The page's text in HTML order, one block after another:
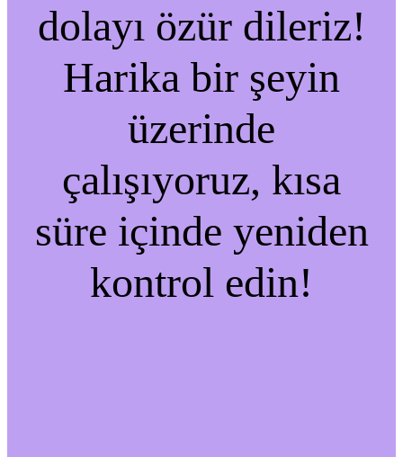
dolayı özür dileriz!
Harika bir şeyin
üzerinde
çalışıyoruz, kısa
süre içinde yeniden
kontrol edin!